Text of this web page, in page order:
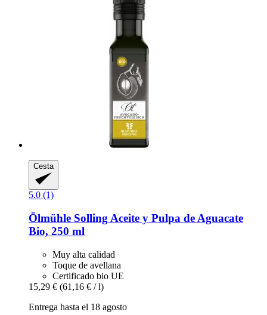
Cesta
5.0 (1)
Ölmühle Solling Aceite y Pulpa de Aguacate
Bio, 250 ml
Muy alta calidad
Toque de avellana
Certificado bio UE
15,29 € (61,16 € / l)
Entrega hasta el 18 agosto